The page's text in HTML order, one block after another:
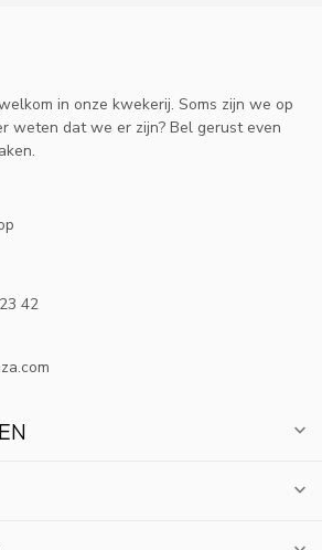
in onze kwekerij. Soms zijn we op
weten dat we er zijn? Bel gerust even
42